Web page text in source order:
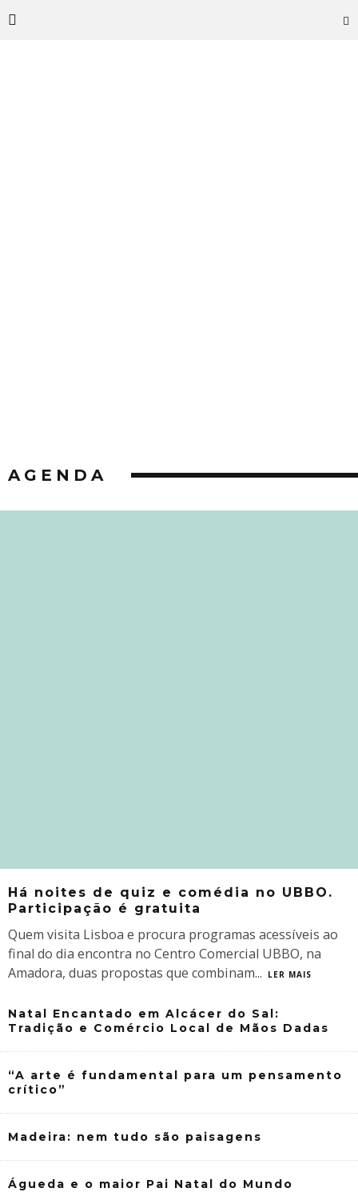
AGENDA
Há noites de quiz e comédia no UBBO.
Participação é gratuita
Quem visita Lisboa e procura programas acessíveis ao
final do dia encontra no Centro Comercial UBBO, na
Amadora, duas propostas que combinam... LER MAIS
Natal Encantado em Alcácer do Sal:
Tradição e Comércio Local de Mãos Dadas
“A arte é fundamental para um pensamento
crítico”
Madeira: nem tudo são paisagens
Águeda e o maior Pai Natal do Mundo